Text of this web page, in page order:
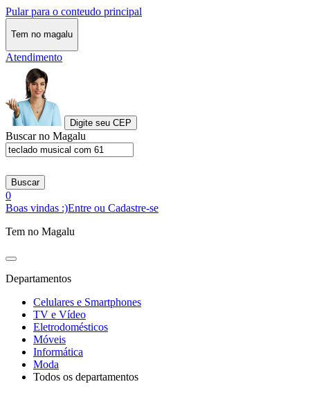
Pular para o conteudo principal
Tem no magalu
Atendimento
Digite seu CEP
Buscar no Magalu
Buscar
0
Boas vindas :)Entre ou Cadastre-se
Tem no Magalu
Departamentos
Celulares e Smartphones
TV e Vídeo
Eletrodomésticos
Móveis
Informática
Moda
Todos os departamentos